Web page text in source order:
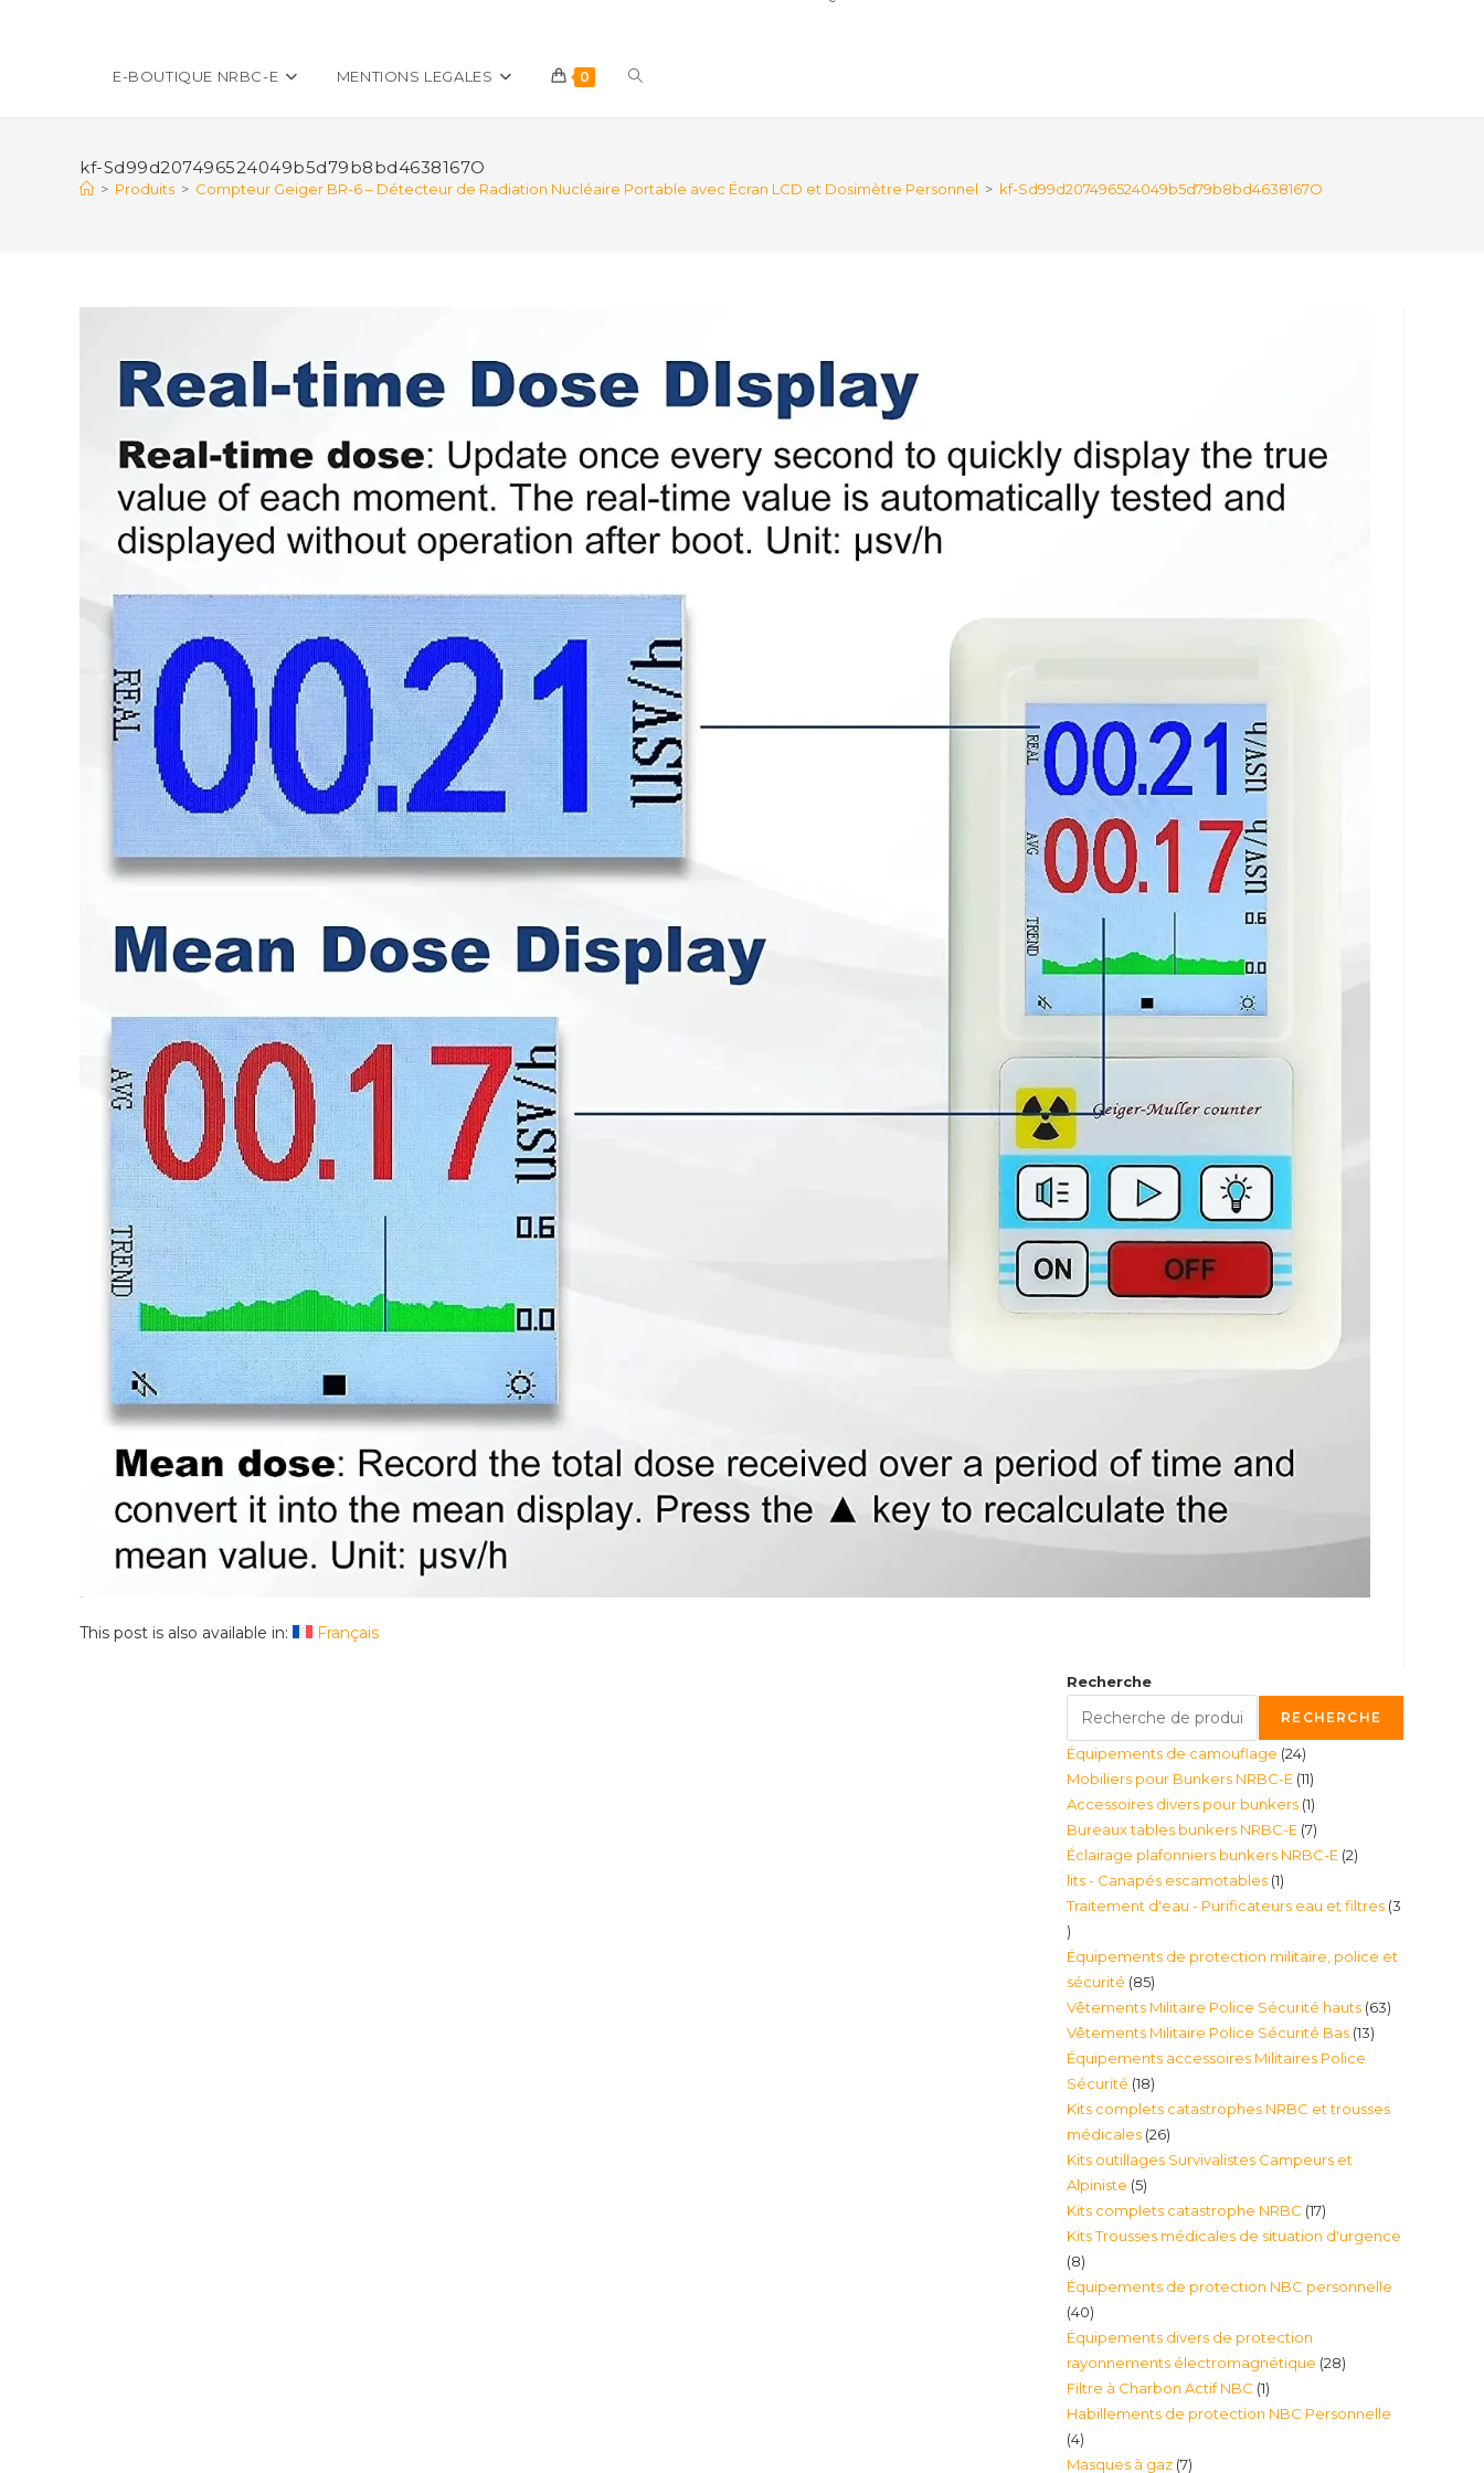
E-BOUTIQUE NRBC-E MENTIONS LEGALES 0 Toggle
kf-Sd99d207496524049b5d79b8bd4638167O
> Produits > Compteur Geiger BR-6 – Détecteur de Radiation Nucléaire Portable avec Écran LCD et Dosimètre Personnel > kf-Sd99d207496524049b5d79b8bd4638167O
This post is also available in: Français
Recherche
RECHERCHE
Équipements de camouflage 2424
produits
Mobiliers pour Bunkers NRBC-E 1111
produits
Accessoires divers pour bunkers 11
produit
Bureaux tables bunkers NRBC-E 77
produits
Éclairage plafonniers bunkers NRBC-E 22
lits - Canapés escamotables 11
produit
Traitement d'eau - Purificateurs eau et filtres 3
3
produits
Équipements de protection militaire, police et
sécurité 8585
produits
Vêtements Militaire Police Sécurité hauts 6363
Vêtements Militaire Police Sécurité Bas 1313
Équipements accessoires Militaires Police
Sécurité 1818
produits
Kits complets catastrophes NRBC et trousses
médicales 2626
produits
Kits outillages Survivalistes Campeurs et
Alpiniste 55
produits
Kits complets catastrophe NRBC 1717
produits
Kits Trousses médicales de situation d'urgence
88
produits
Équipements de protection NBC personnelle
4040
produits
Équipements divers de protection
rayonnements électromagnétique 2828
Filtre à Charbon Actif NBC 11
produit
Habillements de protection NBC Personnelle
44
produits
Masques à gaz 77